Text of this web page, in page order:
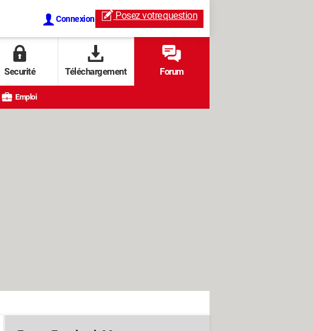
Connexion Posez votrequestion
Securité Téléchargement Forum
Emploi